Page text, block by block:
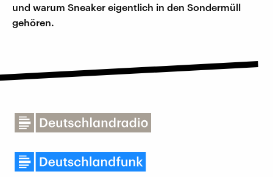
und warum Sneaker eigentlich in den Sondermüll
gehören.